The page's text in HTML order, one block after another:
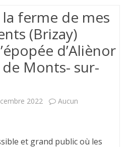
dans
ferme de mes
(Brizay)
d’Aliènor
Monts- sur-
2022
Aucun
et grand public où les